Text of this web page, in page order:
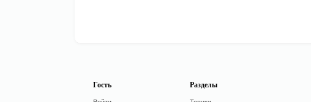
Гость Разделы